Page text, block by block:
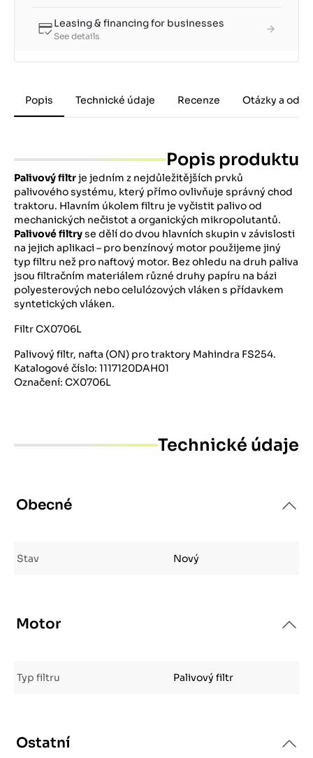
Leasing & financing for businesses
See details
Popis Technické údaje Recenze Otázky a
Popis produktu
Palivový filtrje jedním z nejdůležitějších prvků
palivového systému, který přímo ovlivňuje správný chod
traktoru. Hlavním úkolem filtru je vyčistit palivo od
mechanických nečistot a organických mikropolutantů.
Palivové filtryse dělí do dvou hlavních skupin v závislosti
na jejich aplikaci – pro benzínový motor použijeme jiný
typ filtru než pro naftový motor. Bez ohledu na druh paliva
jsou filtračním materiálem různé druhy papíru na bázi
polyesterových nebo celulózových vláken s přídavkem
syntetických vláken.
Filtr CX0706L
Palivový filtr, nafta (ON) pro traktory Mahindra FS254.
Katalogové číslo: 1117120DAH01
Označení: CX0706L
Technické údaje
Obecné
Stav Nový
Motor
Typ filtru Palivový filtr
Ostatní